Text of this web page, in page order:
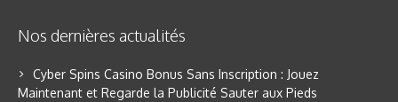
Nos dernières actualités
Cyber Spins Casino Bonus Sans Inscription : Jouez
Maintenant et Regarde la Publicité Sauter aux Pieds